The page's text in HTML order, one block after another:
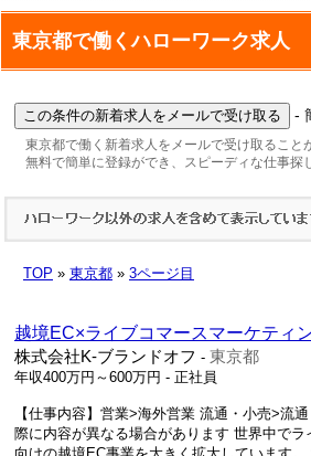
東京都で働くハローワーク求人
-
東京都で働く新着求人をメールで受け取ること
無料で簡単に登録ができ、スピーディな仕事探
TOP » 東京都 » 3ページ目
越境EC×ライブコマースマーケティ
株式会社K-ブランドオフ - 東京都
年収400万円～600万円 - 正社員
【仕事内容】営業>海外営業 流通・小売>流
際に内容が異なる場合があります 世界中で